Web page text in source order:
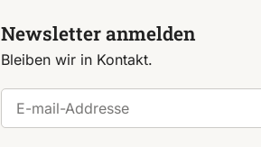
Newsletter anmelden
Bleiben wir in Kontakt.